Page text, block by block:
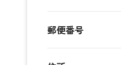
郵便番号